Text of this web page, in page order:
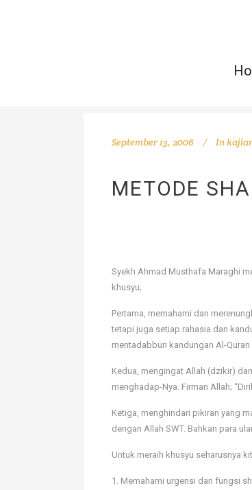
September 13, 2006 In
METODE
Syekh Ahmad Musthafa Maraghi
khusyu;
Pertama, memahami dan
tetapi juga setiap rahasia dan
mentadabburi kandungan Al-Quran
Kedua, mengingat Allah (dzikir)
menghadap-Nya. Firman Allah;
Ketiga, menghindari pikiran yang
dengan Allah SWT. Bahkan para
Untuk meraih khusyu seharusnya
1. Memahami urgensi dan fungsi